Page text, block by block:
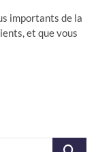
importants de la
et que vous